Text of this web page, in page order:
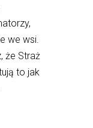
we wsi.
że Straż
to jak